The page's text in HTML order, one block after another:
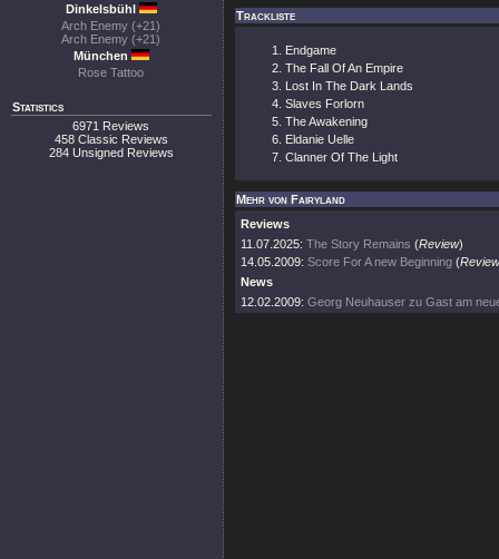
Dinkelsbühl
Arch Enemy (+21)
Arch Enemy (+21)
München
Rose Tattoo
Statistics
6971 Reviews
458 Classic Reviews
284 Unsigned Reviews
Trackliste
Endgame
The Fall Of An Empire
Lost In The Dark Lands
Slaves Forlorn
The Awakening
Eldanie Uelle
Clanner Of The Light
Mehr von Fairyland
Reviews
11.07.2025: The Story Remains (Review)
14.05.2009: Score For A new Beginning (Review
News
12.02.2009: Georg Neuhauser zu Gast am